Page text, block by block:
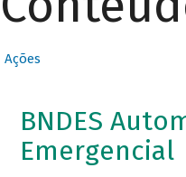
Ações
BNDES
Emergencial